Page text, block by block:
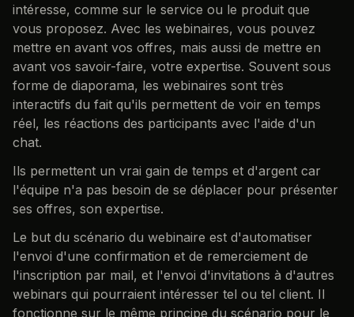
intéresse, comme sur le service ou le produit que
vous proposez. Avec les webinaires, vous pouvez
mettre en avant vos offres, mais aussi de mettre en
avant vos savoir-faire, votre expertise. Souvent sous
forme de diaporama, les webinaires sont très
interactifs du fait qu'ils permettent de voir en temps
réel, les réactions des participants avec l'aide d'un
chat.
Ils permettent un vrai gain de temps et d'argent car
l'équipe n'a pas besoin de se déplacer pour présenter
ses offres, son expertise.
Le but du scénario du webinaire est d'automatiser
l'envoi d'une confirmation et de remerciement de
l'inscription par mail, et l'envoi d'invitations à d'autres
webinars qui pourraient intéresser tel ou tel client. Il
fonctionne sur le même principe du scénario pour le